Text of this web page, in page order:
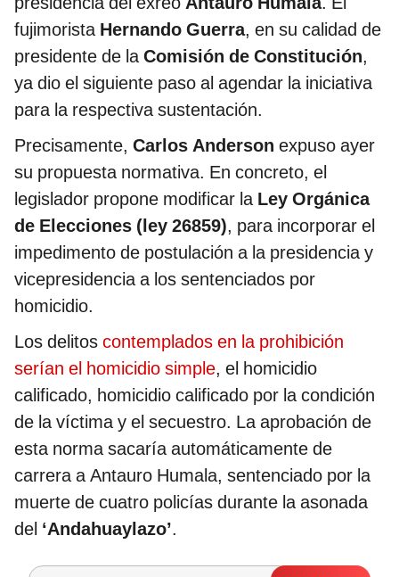
fujimorista Hernando Guerra, en su calidad de
presidente de laComisión de Constitución,
ya dio el siguiente paso al agendar la iniciativa
para la respectiva sustentación.
Precisamente, Carlos Anderson expuso ayer
su propuesta normativa. En concreto, el
legislador propone modificar la Ley Orgánica
de Elecciones (ley 26859), para incorporar el
impedimento de postulación a la presidencia y
vicepresidencia a los sentenciados por
homicidio.
Los delitos contemplados en la prohibición
serían el homicidio simple, el homicidio
calificado, homicidio calificado por la condición
de la víctima y el secuestro. La aprobación de
esta norma sacaría automáticamente de
carrera a Antauro Humala, sentenciado por la
muerte de cuatro policías durante la asonada
del ‘Andahuaylazo’.